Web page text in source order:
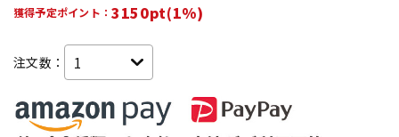
獲得予定ポイント：3150pt(1%)
注文数：